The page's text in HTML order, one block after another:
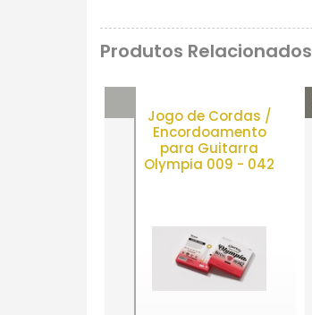
Produtos Relacionados
Jogo de Cordas /
Encordoamento
para Guitarra
Olympia 009 - 042